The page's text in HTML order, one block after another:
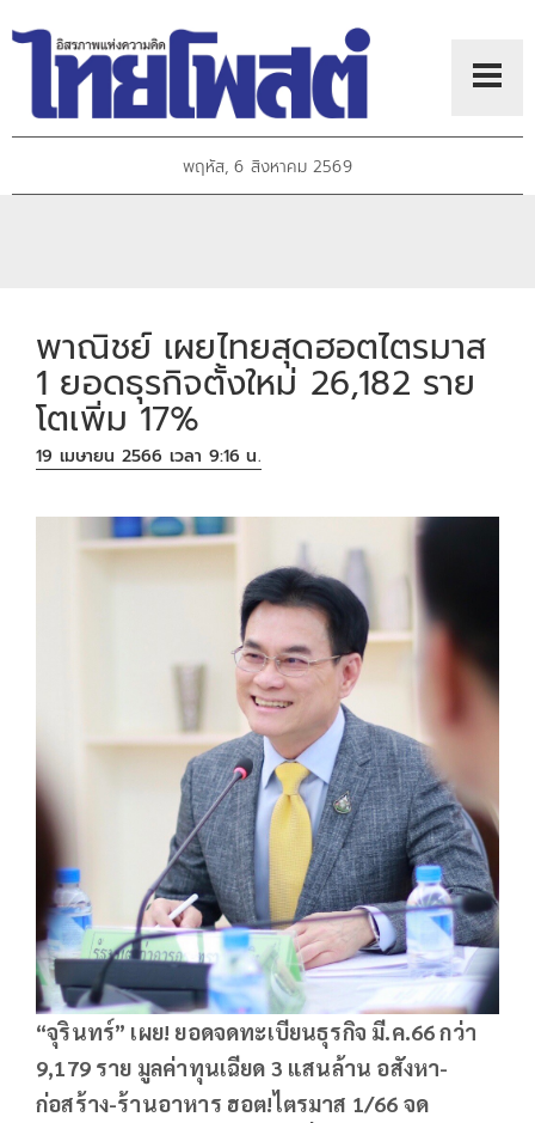
พฤหัส, 6 สิงหาคม 2569
พาณิชย์ เผยไทยสุดฮอตไตรมาส
1 ยอดธุรกิจตั้งใหม่ 26,182 ราย
โตเพิ่ม 17%
19 เมษายน 2566 เวลา 9:16 น.
“จุรินทร์” เผย! ยอดจดทะเบียนธุรกิจ มี.ค.66 กว่า
9,179 ราย มูลค่าทุนเฉียด 3 แสนล้าน อสังหา-
ก่อสร้าง-ร้านอาหาร ฮอต!ไตรมาส 1/66 จด